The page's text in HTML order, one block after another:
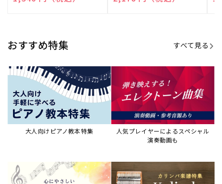
おすすめ特集 すべて見る
大人向けピアノ教本特集
人気プレイヤーによるスペシャル
演奏動画も